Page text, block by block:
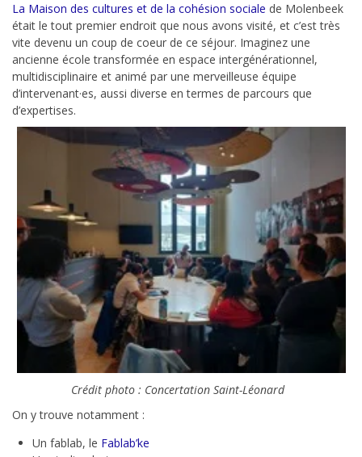
La Maison des cultures et de la cohésion sociale de Molenbeek
était le tout premier endroit que nous avons visité, et c’est très
vite devenu un coup de coeur de ce séjour. Imaginez une
ancienne école transformée en espace intergénérationnel,
multidisciplinaire et animé par une merveilleuse équipe
d’intervenant·es, aussi diverse en termes de parcours que
d’expertises.
Crédit photo : Concertation Saint-Léonard
On y trouve notamment :
Un fablab, le Fablab’ke